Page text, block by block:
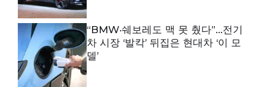
“BMW·쉐보레도 맥 못 췄다”…전기
차 시장 ‘발칵’ 뒤집은 현대차 ‘이 모
델’